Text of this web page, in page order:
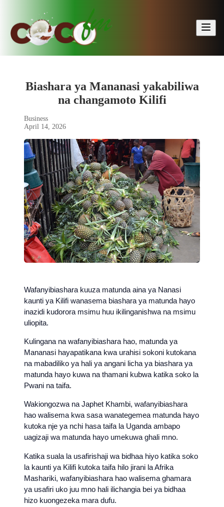
Biashara ya Mananasi yakabiliwa
na changamoto Kilifi
Business
April 14, 2026
Wafanyibiashara kuuza matunda aina ya Nanasi
kaunti ya Kilifi wanasema biashara ya matunda hayo
inazidi kudorora msimu huu ikilinganishwa na msimu
uliopita.
Kulingana na wafanyibiashara hao, matunda ya
Mananasi hayapatikana kwa urahisi sokoni kutokana
na mabadiliko ya hali ya angani licha ya biashara ya
matunda hayo kuwa na thamani kubwa katika soko la
Pwani na taifa.
Wakiongozwa na Japhet Khambi, wafanyibiashara
hao walisema kwa sasa wanategemea matunda hayo
kutoka nje ya nchi hasa taifa la Uganda ambapo
uagizaji wa matunda hayo umekuwa ghali mno.
Katika suala la usafirishaji wa bidhaa hiyo katika soko
la kaunti ya Kilifi kutoka taifa hilo jirani la Afrika
Mashariki, wafanyibiashara hao walisema ghamara
ya usafiri uko juu mno hali ilichangia bei ya bidhaa
hizo kuongezeka mara dufu.